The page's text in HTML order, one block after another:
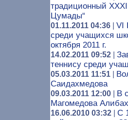
традиционный
Цумады“
01.11.2011 04:36
VI
среди учащихся
октября 2011 г.
14.02.2011 09:52
теннису среди
05.03.2011 11:51
Саидахмедова
09.03.2011 12:00
В
Магомедова
16.06.2010 03:32
С